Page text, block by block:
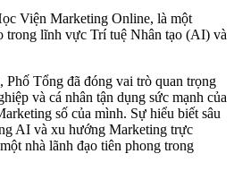
Viện Marketing Online, là một
trong lĩnh vực Trí tuệ Nhân tạo (AI) và
Tổng đã đóng vai trò quan trọng
và cá nhân tận dụng sức mạnh của
số của mình. Sự hiểu biết sâu
AI và xu hướng Marketing trực
nhà lãnh đạo tiên phong trong